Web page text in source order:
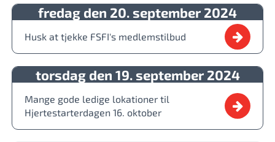
fredag den 20. september 2024
Husk at tjekke FSFI's medlemstilbud
torsdag den 19. september 2024
Mange gode ledige lokationer til
Hjertestarterdagen 16. oktober